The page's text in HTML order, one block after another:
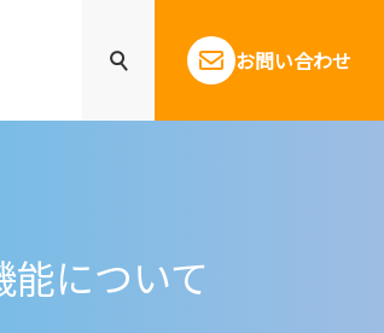
お問い合わせ
について